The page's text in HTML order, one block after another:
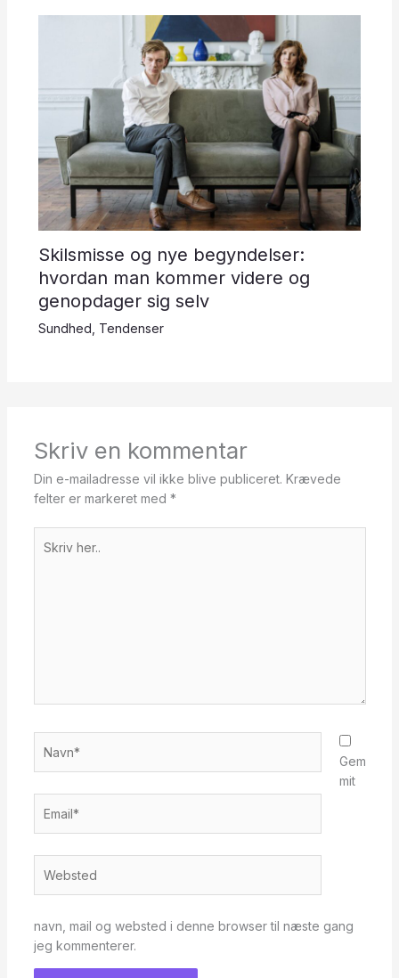
Skilsmisse og nye begyndelser:
hvordan man kommer videre og
genopdager sig selv
Sundhed Tendenser
Skriv en kommentar
Din e-mailadresse vil ikke blive publiceret. Krævede
felter er markeret med *
her..
Gem
mit
navn, mail og websted i denne browser til næste gang
jeg kommenterer.